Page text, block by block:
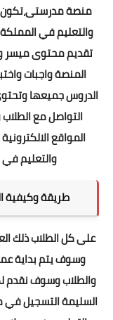
منصة مدرستى،تكون
والتعليم في
تقديم محتوى ميسر
المنصة واجبات
الدروس جميعها
التواصل مع
المواقع
والتعليم
طريقة وكيفية
على كل الطلاب ذلك
وسوف يتم بداية
والطلاب وسوف نقدم
السليمة التسجيل